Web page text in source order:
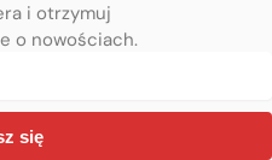
i otrzymuj
o nowościach.
się